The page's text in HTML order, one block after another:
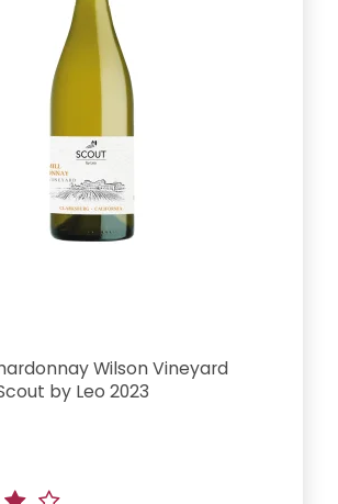
Wilson Vineyard
by Leo 2023